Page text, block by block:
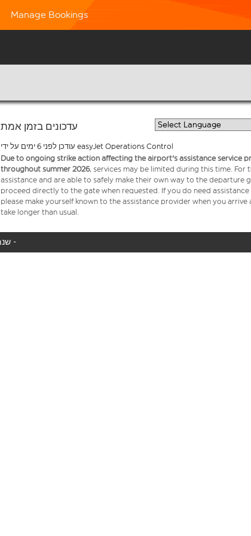
Manage Bookings
עדכונים בזמן אמת
עודכן לפני 6 ימים על ידי easyJet Operations Control
Due to ongoing strike action affecting the airport's assistance service
throughout summer 2026, services may be limited during this time. For
assistance and are able to safely make their own way to the departure
proceed directly to the gate when requested. If you do need
please make yourself known to the assistance provider when you
take longer than usual.
המטוס שלך לא נמצא באוויר כעת, אנו מציגים את כל טיסות easyJet שנמצאות באוויר כעת -